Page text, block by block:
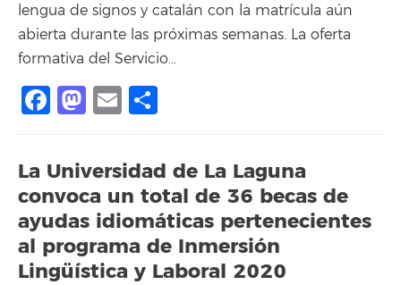
lengua de signos y catalán con la matrícula aún
abierta durante las próximas semanas. La oferta
formativa del Servicio…
Facebook
Mastodon
Email
La Universidad de La Laguna
convoca un total de 36 becas de
ayudas idiomáticas pertenecientes
al programa de Inmersión
Lingüística y Laboral 2020